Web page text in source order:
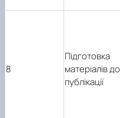
8
Підготовка
матеріалів до
публікації